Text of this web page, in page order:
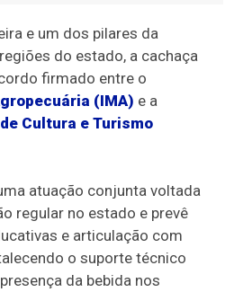
e um dos pilares da
do estado, a cachaça
firmado entre o
(IMA) e a
Cultura e Turismo
atuação conjunta voltada
regular no estado e prevê
e articulação com
o suporte técnico
da bebida nos